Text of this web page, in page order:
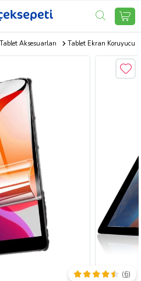
Tablet Aksesuarları Tablet Ekran Koruyucu
(6)